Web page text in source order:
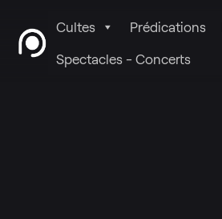
Cultes Prédications
Spectacles - Concerts